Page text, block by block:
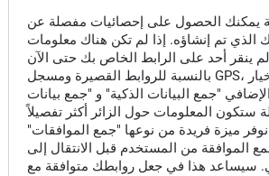
يمكنك الحصول على إحصائيات مفصلة عن
الذي تم إنشاؤه. إذا لم تكن هناك معلومات
بالنسبة للروابط القصيرة ومسجل GPS، يمكنك تمكين الخيار
الإضافي "جمع البيانات الذكية" و "جمع بيانات GPS"، وفي هذه
نوفر ميزة فريدة من نوعها "جمع الموافقات"
الموافقة من المستخدم قبل الانتقال إلى
سيساعد هذا في جعل روابطك متوافقة مع